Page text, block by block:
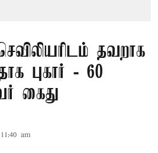
தவறாக
புகார் - 60
கைது
am